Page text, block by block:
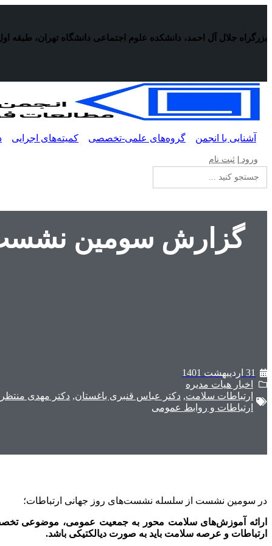
محتوا
بزرگراه جلال آل احمد، دانشکده علوم اجتماعی دانشگاه تهران، طبقه
آشنایی با انجمن گروه‌های علمی-تخصصی کمیته‌های اجرایی
ورود ثبت نام
جستجو
برای:
گزارش سومین نشست
31 اردیبهشت 1401
اخبار هیات مدیره
ارتباطات سلامت, دکتر عباس قنبری باغستان, دکتر مهدی
ارتباطات و روابط عمومی
در سومین نشست از سلسله نشست‌های روز جهانی ارتباطات؛
ارائه آموزش­‌های سلامت­ محور به جمعیت عمومی، موضوعی
ارتباطات و عرصه سلامت باید به صورت دیالکتیکی باشد.